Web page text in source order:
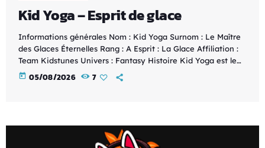
Kid Yoga – Esprit de glace
Informations générales Nom : Kid Yoga Surnom : Le Maître
des Glaces Éternelles Rang : A Esprit : La Glace Affiliation :
Team Kidstunes Univers : Fantasy Histoire Kid Yoga est le
gardien des royaumes gelés de la Team Kidstunes. Héritier
de l'Esprit de la Glace, il maîtrise le froid absolu et façonne
today 05/08/2026 7